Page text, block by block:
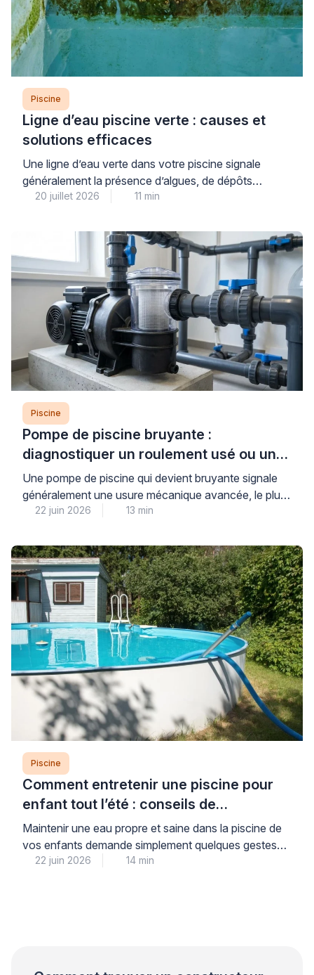
Piscine
Ligne d’eau piscine verte : causes et
solutions efficaces
Une ligne d’eau verte dans votre piscine signale
généralement la présence d’algues, de dépôts
organiques ou de résidus calcaires qui se fixent à la
problème courant, aussi inesthétique qu’il puisse
paraître, se traite efficacement à condition d’identifier
précisément sa nature et d’adopter une méthode
progressive adaptée […]
20 juillet 2026 11 min
Piscine
Pompe de piscine bruyante :
diagnostiquer un roulement usé ou un
défaut mécanique
Une pompe de piscine qui devient bruyante signale
généralement une usure mécanique avancée, le plus
souvent au niveau des roulements, ou un défaut
l’ensemble du système de filtration. Cette situation,
fréquente après plusieurs saisons d’utilisation,
nécessite un diagnostic rapide pour éviter une
détérioration complète du moteur et préserver la […]
22 juin 2026 13 min
Piscine
Comment entretenir une piscine pour
enfant tout l’été : conseils de
professionnel
Maintenir une eau propre et saine dans la piscine de
vos enfants demande simplement quelques gestes
réguliers mais faciles à intégrer dans votre routine
22 juin 2026 14 min